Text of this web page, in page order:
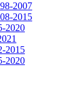
2007
2015
2020
2015
2020